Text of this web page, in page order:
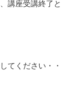
講座受講終了と
てください・・